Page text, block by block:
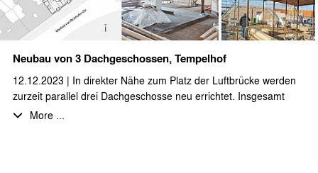
Neubau von 3 Dachgeschossen, Tempelhof
12.12.2023 | In direkter Nähe zum Platz der Luftbrücke werden
zurzeit parallel drei Dachgeschosse neu errichtet. Insgesamt
entstehen 6 Wohnungen mit fast 1.000 qm Wohnfläche. Die
More ...